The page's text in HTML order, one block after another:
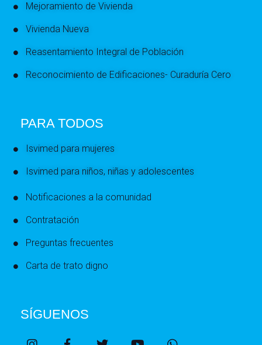
Mejoramiento de Vivienda
Vivienda Nueva
Reasentamiento Integral de Población
Reconocimiento de Edificaciones- Curaduría Cero
PARA TODOS
Isvimed para mujeres
Isvimed para niños, niñas y adolescentes
Notificaciones a la comunidad
Contratación
Preguntas frecuentes
Carta de trato digno
SÍGUENOS